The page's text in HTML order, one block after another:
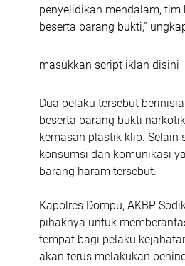
penyelidikan mendalam,
beserta barang bukti,”
masukkan script iklan disini
Dua pelaku tersebut
beserta barang bukti
kemasan plastik klip. Selain
konsumsi dan komunikasi
barang haram tersebut.
Kapolres Dompu, AKBP
pihaknya untuk
tempat bagi pelaku
akan terus melakukan